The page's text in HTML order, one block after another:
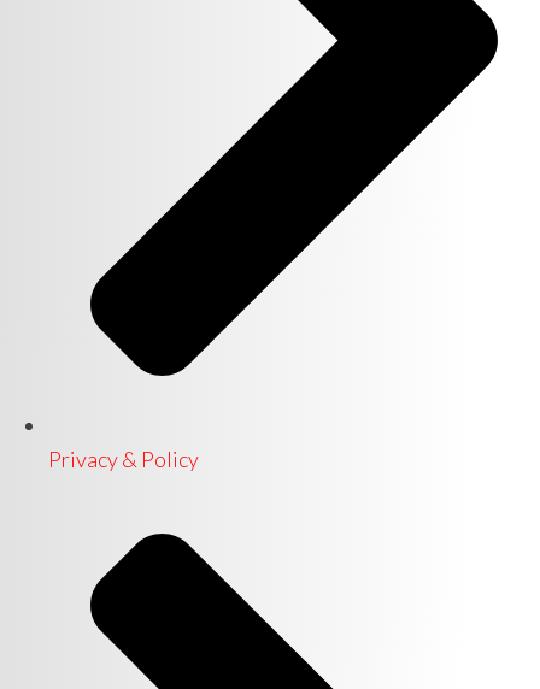
Privacy & Policy